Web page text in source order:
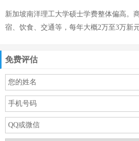
新加坡南洋理工大学硕士学费整体偏高。
宿、饮食、交通等，每年大概2万至3万新
免费评估